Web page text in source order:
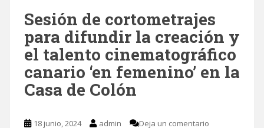
Sesión de cortometrajes
para difundir la creación y
el talento cinematográfico
canario ‘en femenino’ en la
Casa de Colón
18 junio, 2024 admin Deja un comentario